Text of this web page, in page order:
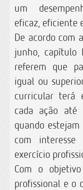
um
eficaz, eficiente
De acordo com
junho, capítulo
referem que
igual ou
curricular terá
cada ação até
quando
com
exercício
Com o
profissional e o